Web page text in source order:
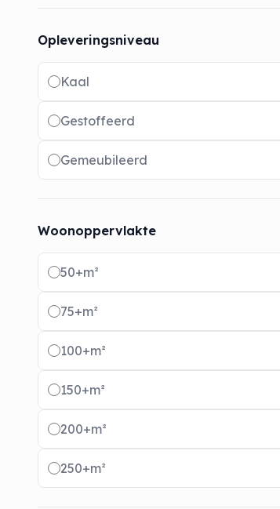
Opleveringsniveau
Radio buttons
Kaal
Gestoffeerd
Gemeubileerd
Woonoppervlakte
Radio buttons
50+m²
75+m²
100+m²
150+m²
200+m²
250+m²